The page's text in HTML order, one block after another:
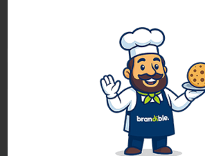
Produktbeschreibung
Waschbarer Wechselbezug für Liegestuhl
CULT) aus 100% Polyester